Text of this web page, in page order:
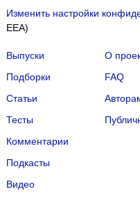
Изменить настройки
EEA)
Выпуски
Подборки
Статьи
Тесты
Комментарии
Подкасты
Видео
О
FAQ